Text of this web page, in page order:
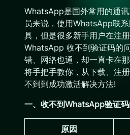
WhatsApp是国外常用的通
员来说，使用WhatsApp联
具，但是很多新手用户在注
WhatsApp 收不到验证码的
错、网络也通，却一直卡在
将手把手教你，从下载、注
不到到成功激活解决方法!
一、收不到WhatsApp验证
原因